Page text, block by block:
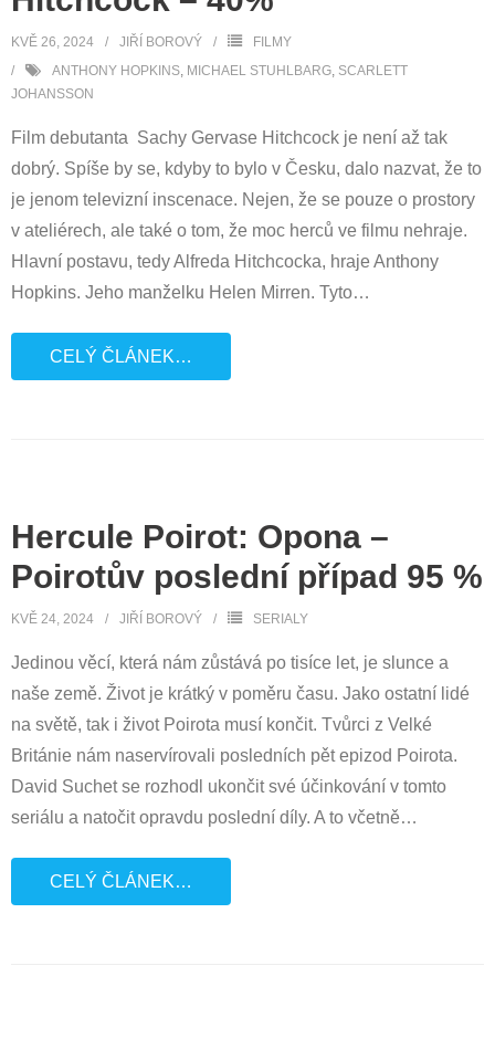
KVĚ 26, 2024 JIŘÍ BOROVÝ
FILMY
ANTHONY HOPKINS MICHAEL STUHLBARG SCARLETT
JOHANSSON
Film debutanta Sachy Gervase Hitchcock je není až tak
dobrý. Spíše by se, kdyby to bylo v Česku, dalo nazvat, že to
je jenom televizní inscenace. Nejen, že se pouze o prostory
v ateliérech, ale také o tom, že moc herců ve filmu nehraje.
Hlavní postavu, tedy Alfreda Hitchcocka, hraje Anthony
Hopkins. Jeho manželku Helen Mirren. Tyto…
CELÝ ČLÁNEK…
Hercule Poirot: Opona –
Poirotův poslední případ 95 %
KVĚ 24, 2024 JIŘÍ BOROVÝ SERIALY
Jedinou věcí, která nám zůstává po tisíce let, je slunce a
naše země. Život je krátký v poměru času. Jako ostatní lidé
na světě, tak i život Poirota musí končit. Tvůrci z Velké
Británie nám naservírovali posledních pět epizod Poirota.
David Suchet se rozhodl ukončit své účinkování v tomto
seriálu a natočit opravdu poslední díly. A to včetně…
CELÝ ČLÁNEK…